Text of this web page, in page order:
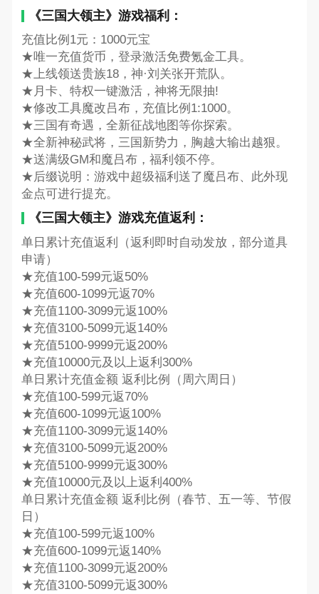
《三国大领主》游戏福利：
充值比例1元：1000元宝
★唯一充值货币，登录激活免费氪金工具。
★上线领送贵族18，神·刘关张开荒队。
★月卡、特权一键激活，神将无限抽!
★修改工具魔改吕布，充值比例1:1000。
★三国有奇遇，全新征战地图等你探索。
★全新神秘武将，三国新势力，胸越大输出越狠。
★送满级GM和魔吕布，福利领不停。
★后缀说明：游戏中超级福利送了魔吕布、此外现
金点可进行提充。
《三国大领主》游戏充值返利：
单日累计充值返利（返利即时自动发放，部分道具
申请）
★充值100-599元返50%
★充值600-1099元返70%
★充值1100-3099元返100%
★充值3100-5099元返140%
★充值5100-9999元返200%
★充值10000元及以上返利300%
单日累计充值金额 返利比例（周六周日）
★充值100-599元返70%
★充值600-1099元返100%
★充值1100-3099元返140%
★充值3100-5099元返200%
★充值5100-9999元返300%
★充值10000元及以上返利400%
单日累计充值金额 返利比例（春节、五一等、节假
日）
★充值100-599元返100%
★充值600-1099元返140%
★充值1100-3099元返200%
★充值3100-5099元返300%